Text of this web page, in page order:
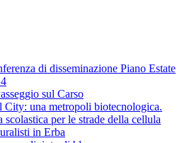
di disseminazione Piano Estate
sul Carso
City: una metropoli biotecnologica.
scolastica per le strade della cellula
in Erba